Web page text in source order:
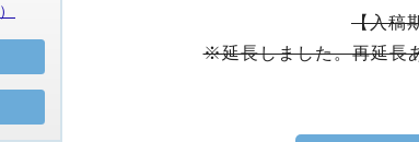
【入稿
※延長しました。再延長